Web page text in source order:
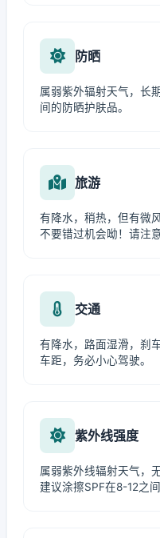
防晒
属弱紫外辐射天气，长
间的防晒护肤品。
旅游
有降水，稍热，但有微
不要错过机会呦！请注
交通
有降水，路面湿滑，刹
车距，务必小心驾驶。
紫外线强度
属弱紫外线辐射天气，
建议涂擦SPF在8-12之